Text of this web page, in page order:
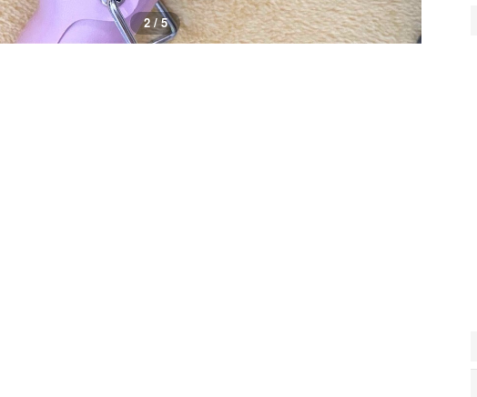
2 / 5